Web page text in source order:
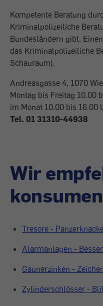
Kompetente Beratung
Kriminalpolizeiliche
Bundesländern gibt.
das Kriminalpolizeiliche
Schauraum).
Andreasgasse 4, 1070
Montag bis Freitag 10.00
im Monat 10.00 bis 16.00
Tel. 01 31310-44938
Wir
Tresore -
Alarmanlagen -
Gaunerzinken -
Zylinderschlösser -